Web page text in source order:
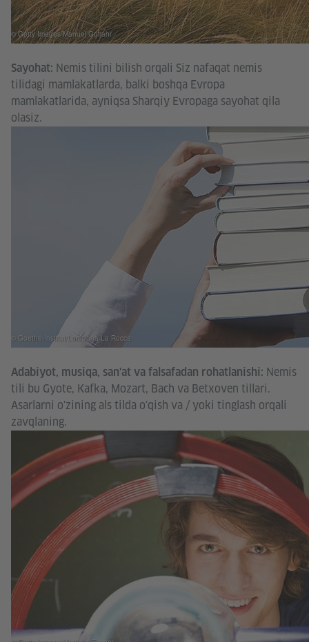
© Getty Images/Manuel Gutjahr
Sayohat: Nemis tilini bilish orqali Siz nafaqat nemis
tilidagi mamlakatlarda, balki boshqa Evropa
mamlakatlarida, ayniqsa Sharqiy Evropaga sayohat qila
olasiz.
© Goethe-Institut/Loredana La Rocca
Adabiyot, musiqa, san'at va falsafadan rohatlanishi: Nemis
tili bu Gyote, Kafka, Mozart, Bach va Betxoven tillari.
Asarlarni o'zining als tilda o'qish va / yoki tinglash orqali
zavqlaning.